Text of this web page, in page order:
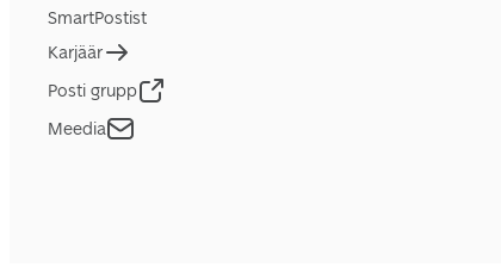
SmartPostist
Karjäär
Posti grupp
Meedia